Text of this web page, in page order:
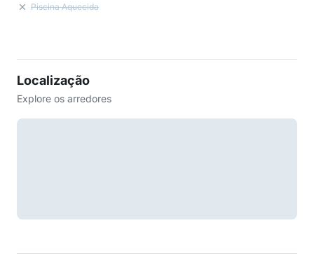
Piscina Aquecida
Localização
Explore os arredores